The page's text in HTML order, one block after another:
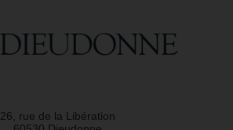
26, rue de la Libération